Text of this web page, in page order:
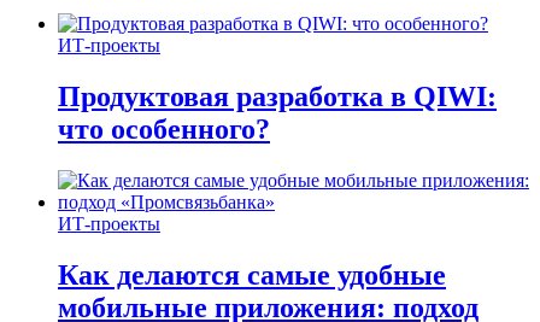
ИТ-проекты
Продуктовая разработка в QIWI:
что особенного?
ИТ-проекты
Как делаются самые удобные
мобильные приложения: подход